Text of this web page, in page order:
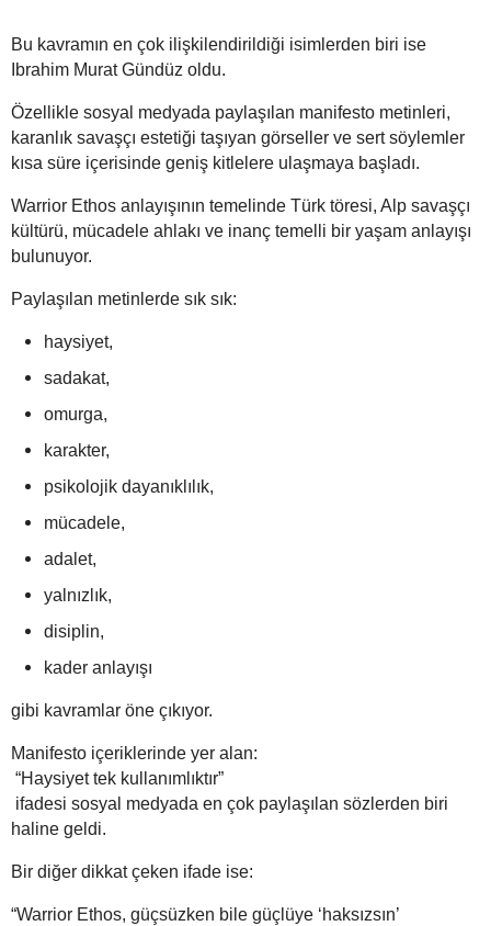
Bu kavramın en çok ilişkilendirildiği isimlerden biri ise
Ibrahim Murat Gündüz oldu.
Özellikle sosyal medyada paylaşılan manifesto metinleri,
karanlık savaşçı estetiği taşıyan görseller ve sert söylemler
kısa süre içerisinde geniş kitlelere ulaşmaya başladı.
Warrior Ethos anlayışının temelinde Türk töresi, Alp savaşçı
kültürü, mücadele ahlakı ve inanç temelli bir yaşam anlayışı
bulunuyor.
Paylaşılan metinlerde sık sık:
haysiyet,
sadakat,
omurga,
karakter,
psikolojik dayanıklılık,
mücadele,
adalet,
yalnızlık,
disiplin,
kader anlayışı
gibi kavramlar öne çıkıyor.
Manifesto içeriklerinde yer alan:
“Haysiyet tek kullanımlıktır”
ifadesi sosyal medyada en çok paylaşılan sözlerden biri
haline geldi.
Bir diğer dikkat çeken ifade ise:
“Warrior Ethos, güçsüzken bile güçlüye ‘haksızsın’